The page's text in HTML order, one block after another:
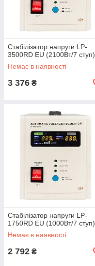
Стабілізатор напруги LP-
3500RD EU (2100Вт/7 ступ)
Немає в наявності
3 376 ₴
Стабілізатор напруги LP-
1750RD EU (1000Вт/7 ступ)
Немає в наявності
2 792 ₴